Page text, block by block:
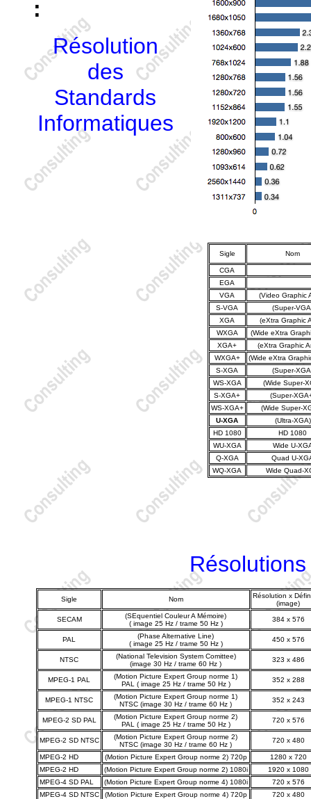
:
Résolution
des
Standards
Informatiques
Sigle Nom
CGA
EGA
VGA
(Video Graphic
S-VGA
(Super-
XGA
(eXtra Graphic
WXGA
(Wide eXtra
XGA+
(eXtra Graphic
WXGA+
(Wide eXtra
S-XGA
(Super-
WS-XGA
(Wide Super-
S-XGA+
(Super-
WS-XGA+
(Wide Super-
U-XGA
(Ultra-XGA)
HD 1080
HD 1080
WU-XGA
Wide U-
Q-XGA
Quad U-
WQ-XGA
Wide Quad-
Sigle Nom
Résolution x
(image)
SECAM
(SEquentiel Couleur A Mémoire)
( image 25 Hz / trame 50 Hz )
384 x 576
PAL
(Phase Alternative Line)
( image 25 Hz / trame 50 Hz )
450 x 576
NTSC
(National Television System Comittee)
(image 30 Hz / trame 60 Hz )
323 x 486
MPEG-1 PAL
(Motion Picture Expert Group norme 1)
PAL ( image 25 Hz / trame 50 Hz )
352 x 288
MPEG-1 NTSC
(Motion Picture Expert Group norme 1)
NTSC (image 30 Hz / trame 60 Hz )
352 x 243
MPEG-2 SD PAL
(Motion Picture Expert Group norme 2)
PAL ( image 25 Hz / trame 50 Hz )
720 x 576
MPEG-2 SD NTSC
(Motion Picture Expert Group norme 2)
NTSC (image 30 Hz / trame 60 Hz )
720 x 480
MPEG-2 HD (Motion Picture Expert Group norme 2) 720p
1280 x 720
MPEG-2 HD
(Motion Picture Expert Group norme 2) 1080i
1920 x 1080
MPEG-4 SD PAL
(Motion Picture Expert Group norme 4) 1080i
720 x 576
MPEG-4 SD NTSC
(Motion Picture Expert Group norme 4) 720p
720 x 480